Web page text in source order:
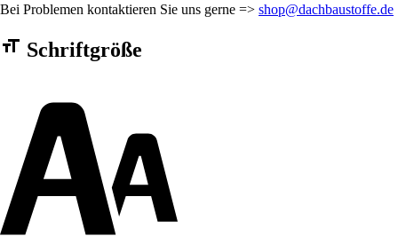
Bei Problemen kontaktieren Sie uns gerne => shop@dachbaustoffe.de
Barrierefreiheit Einstellungen Formular
Schriftgröße